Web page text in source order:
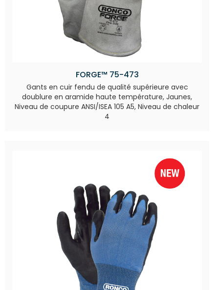
FORGE™ 75-473
Gants en cuir fendu de qualité supérieure avec
doublure en aramide haute température, Jaunes,
Niveau de coupure ANSI/ISEA 105 A5, Niveau de chaleur
4